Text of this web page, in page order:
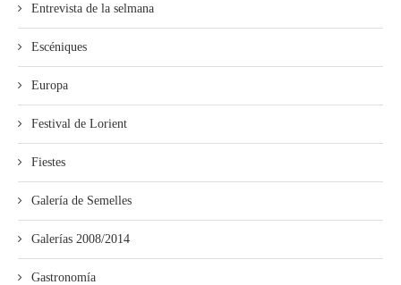
Entrevista de la selmana
Escéniques
Europa
Festival de Lorient
Fiestes
Galería de Semelles
Galerías 2008/2014
Gastronomía